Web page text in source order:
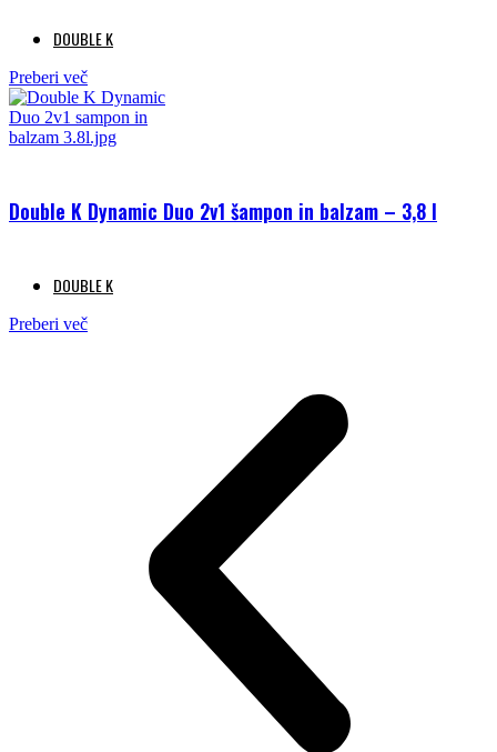
DOUBLE K
Preberi več
Double K Dynamic Duo 2v1 šampon in balzam – 3,8 l
DOUBLE K
Preberi več